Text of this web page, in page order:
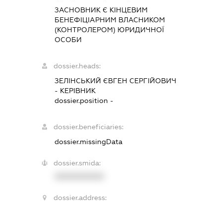
ЗАСНОВНИК Є КІНЦЕВИМ
БЕНЕФІЦІАРНИМ ВЛАСНИКОМ
(КОНТРОЛЕРОМ) ЮРИДИЧНОЇ
ОСОБИ
dossier.heads:
ЗЕЛІНСЬКИЙ ЄВГЕН СЕРГІЙОВИЧ
- КЕРІВНИК
dossier.position -
dossier.beneficiaries:
dossier.missingData
dossier.smida:
dossier.address: